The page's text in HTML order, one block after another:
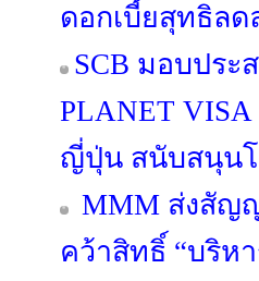
ดอกเบี้ยสุทธิลด
SCB มอบปร
PLANET
ญี่ปุ่น สนับสนุน
MMM ส่งสัญ
คว้าสิทธิ์ “บริห